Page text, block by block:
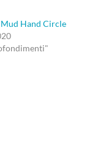
Hand Circle